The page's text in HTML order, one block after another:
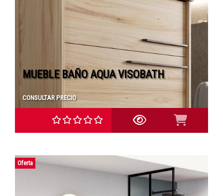
MUEBLE BAÑO AQUA VISOBATH
CONSULTAR PRECIO
Oferta